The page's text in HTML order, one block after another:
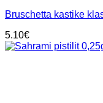
Bruschetta kastike
5.10€